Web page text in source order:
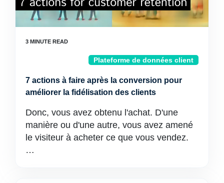
Plateforme de données client
7 actions à faire après la conversion pour
améliorer la fidélisation des clients
Donc, vous avez obtenu l'achat. D'une
manière ou d'une autre, vous avez amené
le visiteur à acheter ce que vous vendez.
…